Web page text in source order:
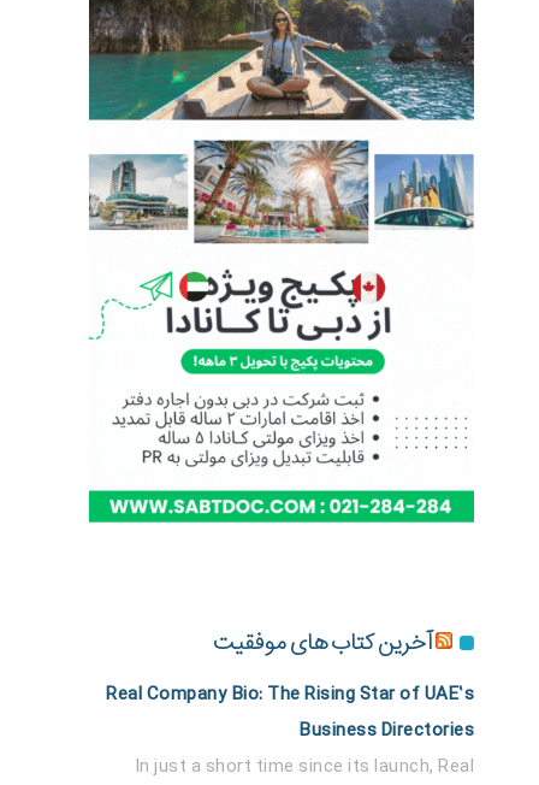
آخرین کتاب های موفقیت
Real Company Bio: The Rising Star of UAE’s
Business Directories
In just a short time since its launch, Real